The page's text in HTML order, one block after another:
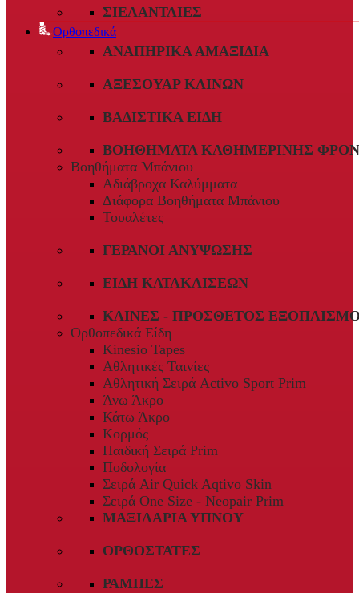
ΣΙΕΛΑΝΤΛΊΕΣ
Ορθοπεδικά
ΑΝΑΠΗΡΙΚΆ ΑΜΑΞΊΔΙΑ
ΑΞΕΣΟΥΆΡ ΚΛΙΝΏΝ
ΒΑΔΙΣΤΙΚΆ ΕΊΔΗ
ΒΟΗΘΉΜΑΤΑ ΚΑΘΗΜΕΡΙΝΉΣ
Βοηθήματα Μπάνιου
Αδιάβροχα Καλύμματα
Διάφορα Βοηθήματα Μπάνιου
Τουαλέτες
ΓΕΡΑΝΟΊ ΑΝΎΨΩΣΗΣ
ΕΊΔΗ ΚΑΤΑΚΛΊΣΕΩΝ
ΚΛΊΝΕΣ - ΠΡΌΣΘΕΤΟΣ
Ορθοπεδικά Είδη
Kinesio Tapes
Αθλητικές Ταινίες
Αθλητική Σειρά Activo Sport Prim
Άνω Άκρο
Κάτω Άκρο
Κορμός
Παιδική Σειρά Prim
Ποδολογία
Σειρά Air Quick Aqtivo Skin
Σειρά One Size - Neopair Prim
ΜΑΞΙΛΆΡΙΑ ΎΠΝΟΥ
ΟΡΘΟΣΤΆΤΕΣ
ΡΆΜΠΕΣ